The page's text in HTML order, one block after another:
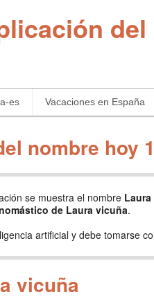
es Vacaciones en España
nombre hoy
se muestra el nombre
de Laura vicuña.
artificial y debe tomarse
vicuña